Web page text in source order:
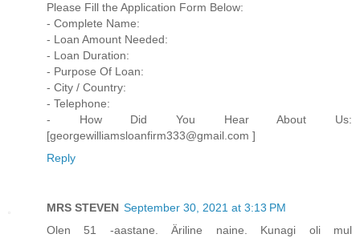
Please Fill the Application Form Below:
- Complete Name:
- Loan Amount Needed:
- Loan Duration:
- Purpose Of Loan:
- City / Country:
- Telephone:
- How Did You Hear About Us:
[georgewilliamsloanfirm333@gmail.com ]
Reply
MRS STEVEN September 30, 2021 at 3:13 PM
Olen 51 -aastane. Äriline naine. Kunagi oli mul